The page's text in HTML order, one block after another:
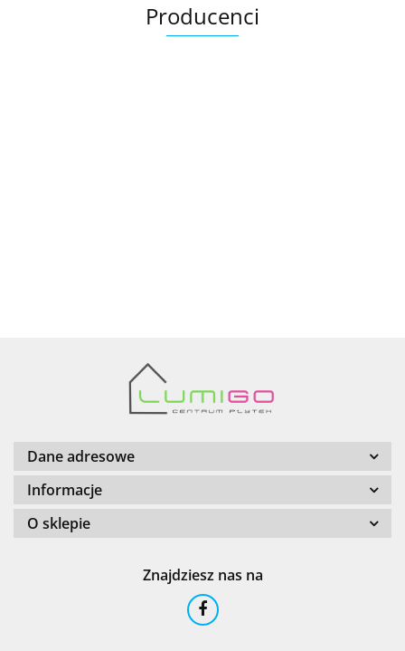
Producenci
Barwolf
Dane adresowe
Informacje
O sklepie
Znajdziesz nas na